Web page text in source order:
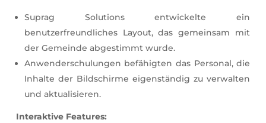
Suprag Solutions entwickelte ein
benutzerfreundliches Layout, das gemeinsam mit
der Gemeinde abgestimmt wurde.
Anwenderschulungen befähigten das Personal, die
Inhalte der Bildschirme eigenständig zu verwalten
und aktualisieren.
Interaktive Features: